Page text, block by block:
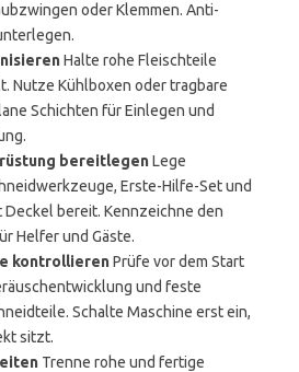
oder Klemmen. Anti-
Halte rohe Fleischteile
Nutze Kühlboxen oder tragbare
Schichten für Einlegen und
bereitlegenLege
Erste-Hilfe-Set und
bereit. Kennzeichne den
Helfer und Gäste.
kontrollierenPrüfe vor dem Start
und feste
Schalte Maschine erst ein,
sitzt.
Trenne rohe und fertige